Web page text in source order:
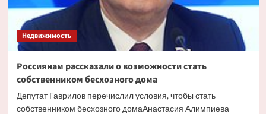
Недвижимость
Россиянам рассказали о возможности стать
собственником бесхозного дома
Депутат Гаврилов перечислил условия, чтобы стать
собственником бесхозного домаАнастасия Алимпиева